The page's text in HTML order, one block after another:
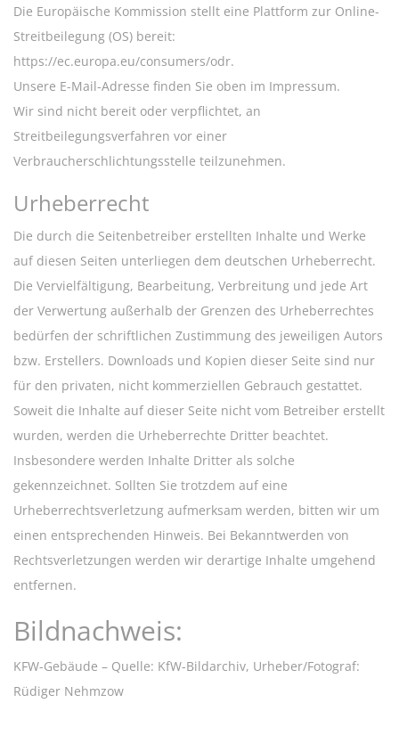
Die Europäische Kommission stellt eine Plattform zur Online-
Streitbeilegung (OS) bereit:
https://ec.europa.eu/consumers/odr.
Unsere E-Mail-Adresse finden Sie oben im Impressum.
Wir sind nicht bereit oder verpflichtet, an
Streitbeilegungsverfahren vor einer
Verbraucherschlichtungsstelle teilzunehmen.
Urheberrecht
Die durch die Seitenbetreiber erstellten Inhalte und Werke
auf diesen Seiten unterliegen dem deutschen Urheberrecht.
Die Vervielfältigung, Bearbeitung, Verbreitung und jede Art
der Verwertung außerhalb der Grenzen des Urheberrechtes
bedürfen der schriftlichen Zustimmung des jeweiligen Autors
bzw. Erstellers. Downloads und Kopien dieser Seite sind nur
für den privaten, nicht kommerziellen Gebrauch gestattet.
Soweit die Inhalte auf dieser Seite nicht vom Betreiber erstellt
wurden, werden die Urheberrechte Dritter beachtet.
Insbesondere werden Inhalte Dritter als solche
gekennzeichnet. Sollten Sie trotzdem auf eine
Urheberrechtsverletzung aufmerksam werden, bitten wir um
einen entsprechenden Hinweis. Bei Bekanntwerden von
Rechtsverletzungen werden wir derartige Inhalte umgehend
entfernen.
Bildnachweis:
KFW-Gebäude – Quelle: KfW-Bildarchiv, Urheber/Fotograf:
Rüdiger Nehmzow